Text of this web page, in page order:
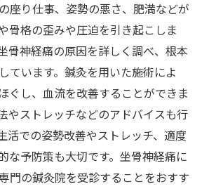
座り仕事、姿勢の悪さ、肥満などが
骨格の歪みや圧迫を引き起こしま
骨神経痛の原因を詳しく調べ、根本
ています。鍼灸を用いた施術によ
ぐし、血流を改善することができま
やストレッチなどのアドバイスも行
活での姿勢改善やストレッチ、適度
な予防策も大切です。坐骨神経痛に
門の鍼灸院を受診することをおすす